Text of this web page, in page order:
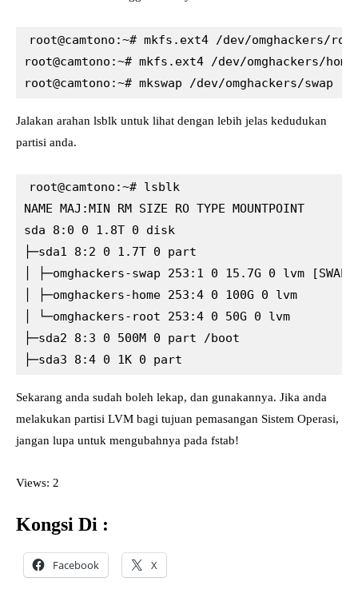
root@camtono:~# mkfs.ext4 /dev/omghackers/
root@camtono:~# mkfs.ext4 /dev/omghackers/home
root@camtono:~# mkswap /dev/omghackers/swap
Jalakan arahan lsblk untuk lihat dengan lebih jelas kedudukan
partisi anda.
root@camtono:~# lsblk
NAME MAJ:MIN RM SIZE RO TYPE MOUNTPOINT
sda 8:0 0 1.8T 0 disk
├─sda1 8:2 0 1.7T 0 part
│ ├─omghackers-swap 253:1 0 15.7G 0 lvm [SWAP]
│ ├─omghackers-home 253:4 0 100G 0 lvm
│ └─omghackers-root 253:4 0 50G 0 lvm
├─sda2 8:3 0 500M 0 part /boot
├─sda3 8:4 0 1K 0 part
Sekarang anda sudah boleh lekap, dan gunakannya. Jika anda
melakukan partisi LVM bagi tujuan pemasangan Sistem Operasi,
jangan lupa untuk mengubahnya pada fstab!
Views: 2
Kongsi Di :
Facebook X